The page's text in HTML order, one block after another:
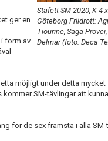
Stafett-SM 2020, K 4
Göteborg Friidrott:
Tiourine, Saga
Delmar (foto: Deca
ger en
form av
möjligt under detta mycket
SM-tävlingar att
för de sex främsta i alla